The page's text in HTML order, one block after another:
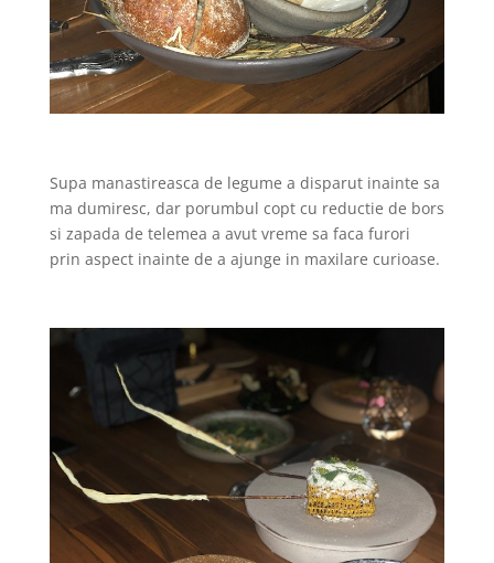
Supa manastireasca de legume a disparut inainte sa
ma dumiresc, dar porumbul copt cu reductie de bors
si zapada de telemea a avut vreme sa faca furori
prin aspect inainte de a ajunge in maxilare curioase.